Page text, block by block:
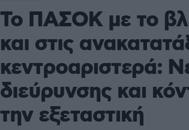
Το ΠΑΣΟΚ με το
και στις
κεντροαριστερά:
διεύρυνσης και
την εξεταστική